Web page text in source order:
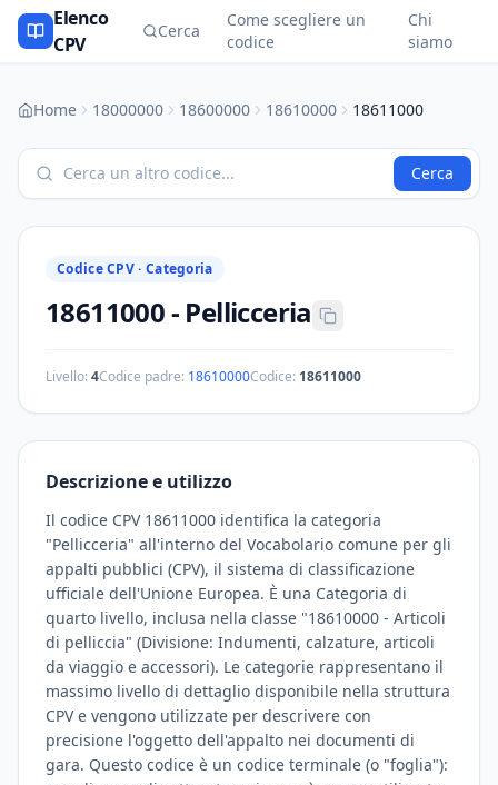
Elenco
CPV
Cerca
Come scegliere un
codice
Chi
siamo
Home 18000000 18600000 18610000 18611000
Cerca
Codice CPV · Categoria
18611000- Pellicceria
Livello:4Codice padre: 18610000Codice: 18611000
Descrizione e utilizzo
Il codice CPV 18611000 identifica la categoria
"Pellicceria" all'interno del Vocabolario comune per gli
appalti pubblici (CPV), il sistema di classificazione
ufficiale dell'Unione Europea. È una Categoria di
quarto livello, inclusa nella classe "18610000 - Articoli
di pelliccia" (Divisione: Indumenti, calzature, articoli
da viaggio e accessori). Le categorie rappresentano il
massimo livello di dettaglio disponibile nella struttura
CPV e vengono utilizzate per descrivere con
precisione l'oggetto dell'appalto nei documenti di
gara. Questo codice è un codice terminale (o "foglia"):